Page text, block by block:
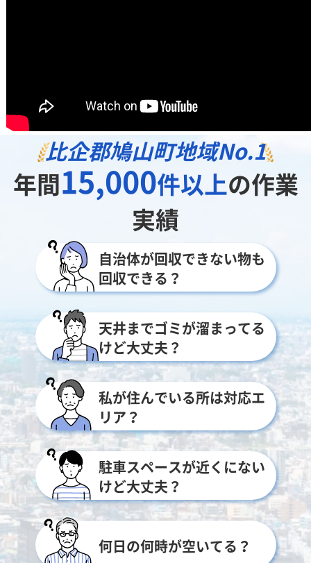
比企郡鳩山町地域No.1
年間15,000件以上の作業
実績
自治体が回収できない物も
回収できる？
天井までゴミが溜まってる
けど大丈夫？
私が住んでいる所は対応エ
リア？
駐車スペースが近くにない
けど大丈夫？
何日の何時が空いてる？